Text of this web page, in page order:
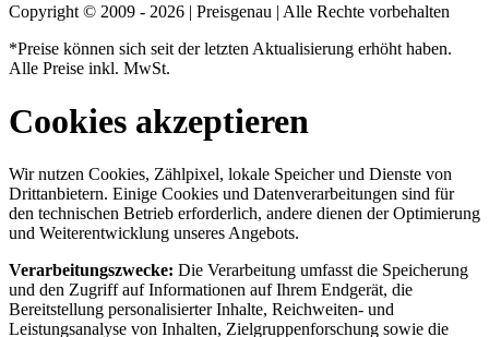
Copyright © 2009 - 2026 | Preisgenau | Alle Rechte vorbehalten
*Preise können sich seit der letzten Aktualisierung erhöht haben.
Alle Preise inkl. MwSt.
Cookies akzeptieren
Wir nutzen Cookies, Zählpixel, lokale Speicher und Dienste von
Drittanbietern. Einige Cookies und Datenverarbeitungen sind für
den technischen Betrieb erforderlich, andere dienen der Optimierung
und Weiterentwicklung unseres Angebots.
Verarbeitungszwecke: Die Verarbeitung umfasst die Speicherung
und den Zugriff auf Informationen auf Ihrem Endgerät, die
Bereitstellung personalisierter Inhalte, Reichweiten- und
Leistungsanalyse von Inhalten, Zielgruppenforschung sowie die